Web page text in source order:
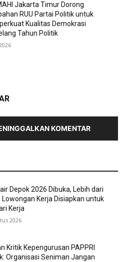
Jakarta Timur Dorong
RUU Partai Politik untuk
Kualitas Demokrasi
Tahun Politik
KOMENTAR
Depok 2026 Dibuka, Lebih dari
Lowongan Kerja Disiapkan untuk
Kerja
2026
Kritik Kepengurusan PAPPRI
Organisasi Seniman Jangan